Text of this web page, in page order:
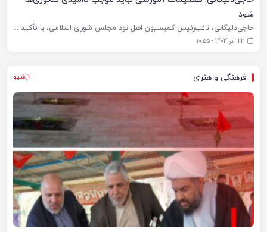
شود
حاجی‌دلیگانی، نائب‌رئیس کمیسیون اصل نود مجلس شورای اسلامی، با تأکید بر لزوم توجه شورای عالی انقلاب فرهنگی به دغدغه‌های داوطلبان کنکور، گفت: انتظار ما از این شورا آن است که در تصمیم‌گیری درباره موضوعاتی که
22 آذر 1404 - ۱۰:۵۵
فرهنگی و هنری آرشیو